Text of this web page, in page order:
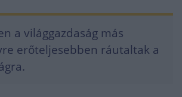
a világgazdaság más
erőteljesebben ráutaltak a